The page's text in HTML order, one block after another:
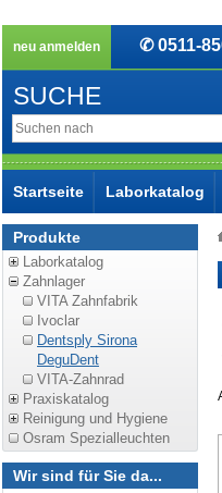
neu anmelden ✆ 0511-
SUCHE
Startseite Laborkatalog
Produkte
Laborkatalog
Zahnlager
VITA Zahnfabrik
Ivoclar
Dentsply Sirona
DeguDent
VITA-Zahnrad
Praxiskatalog
Reinigung und Hygiene
Osram Spezialleuchten
Wir sind für Sie da...